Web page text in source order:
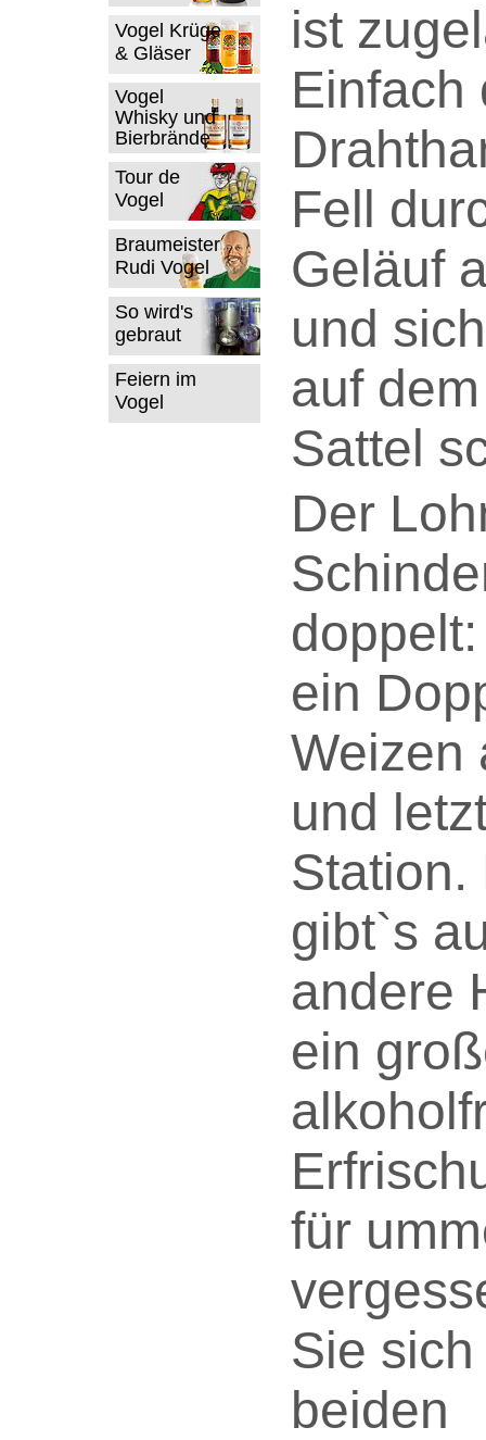
Vogel Krüge
& Gläser
Vogel
Whisky und
Bierbrände
Tour de
Vogel
Braumeister
Rudi Vogel
So wird's
gebraut
Feiern im
Vogel
ist
Einfach
Fell
Geläuf
und
auf
Sattel
Der
ein
Weizen
und
Station.
gibt`s
andere
ein
für
Sie
beiden